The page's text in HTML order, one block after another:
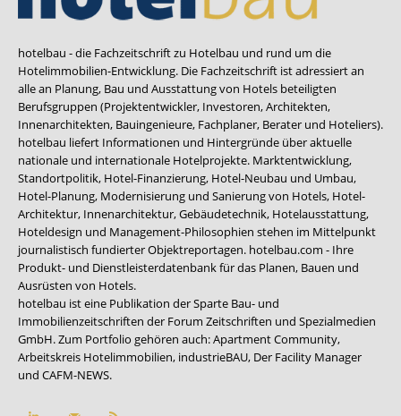
hotelbau - die Fachzeitschrift zu Hotelbau und rund um die
Hotelimmobilien-Entwicklung. Die Fachzeitschrift ist adressiert an
alle an Planung, Bau und Ausstattung von Hotels beteiligten
Berufsgruppen (Projektentwickler, Investoren, Architekten,
Innenarchitekten, Bauingenieure, Fachplaner, Berater und Hoteliers).
hotelbau liefert Informationen und Hintergründe über aktuelle
nationale und internationale Hotelprojekte. Marktentwicklung,
Standortpolitik, Hotel-Finanzierung, Hotel-Neubau und Umbau,
Hotel-Planung, Modernisierung und Sanierung von Hotels, Hotel-
Architektur, Innenarchitektur, Gebäudetechnik, Hotelausstattung,
Hoteldesign und Management-Philosophien stehen im Mittelpunkt
journalistisch fundierter Objektreportagen. hotelbau.com - Ihre
Produkt- und Dienstleisterdatenbank für das Planen, Bauen und
Ausrüsten von Hotels.
hotelbau ist eine Publikation der Sparte Bau- und
Immobilienzeitschriften der Forum Zeitschriften und Spezialmedien
GmbH. Zum Portfolio gehören auch:Apartment Community,
Arbeitskreis Hotelimmobilien, industrieBAU, Der Facility Manager
und CAFM-NEWS.